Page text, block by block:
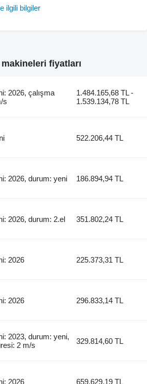
ilgili bilgiler
fiyatları
2026, çalışma
s
1.484.165,68 TL -
1.539.134,78 TL
522.206,44 TL
2026, durum: yeni 186.894,94 TL
2026, durum: 2.el 351.802,24 TL
2026 225.373,31 TL
2026 296.833,14 TL
2023, durum: yeni,
2 m/s
329.814,60 TL
2026 659.629,19 TL